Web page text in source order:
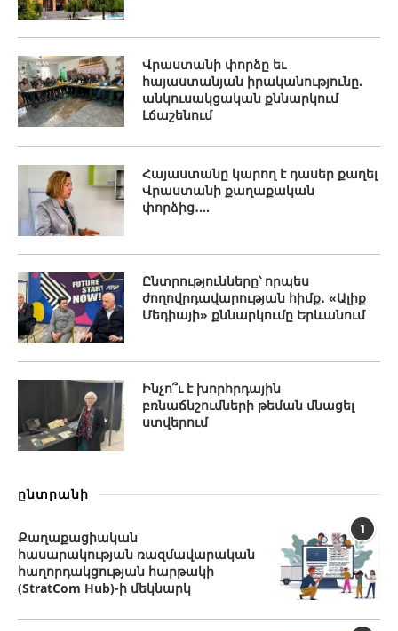
Վրաստանի փորձը եւ
հայաստանյան իրականությունը.
անկուսակցական քննարկում
Լճաշենում
Հայաստանը կարող է դասեր քաղել
Վրաստանի քաղաքական
փորձից․...
Ընտրությունները՝ որպես
ժողովրդավարության հիմք․ «Ալիք
Մեդիայի» քննարկումը Երևանում
Ինչո՞ւ է խորհրդային
բռնաճնշումների թեման մնացել
ստվերում
ընտրանի
1
Քաղաքացիական
հասարակության ռազմավարական
հաղորդակցության հարթակի
(StratCom Hub)-ի մեկնարկ